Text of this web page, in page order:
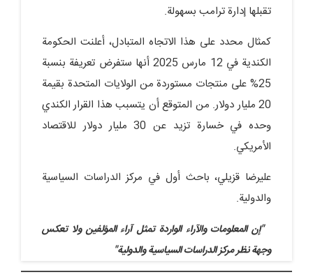
تقبلها إدارة ترامب بسهولة.
كمثال محدد على هذا الاتجاه المتبادل، أعلنت الحكومة
الكندية في 12 مارس 2025 أنها ستفرض تعريفة بنسبة
25% على منتجات مستوردة من الولايات المتحدة بقيمة
20 مليار دولار. من المتوقع أن يتسبب هذا القرار الكندي
وحده في خسارة تزيد عن 30 مليار دولار للاقتصاد
الأمريكي.
عليرضا قزيلي، باحث أول في مركز الدراسات السياسية
والدولية.
"إن المعلومات والآراء الواردة تمثل آراء المؤلفین ولا تعکس
وجهة نظر مرکز الدراسات السیاسیة والدولیة"